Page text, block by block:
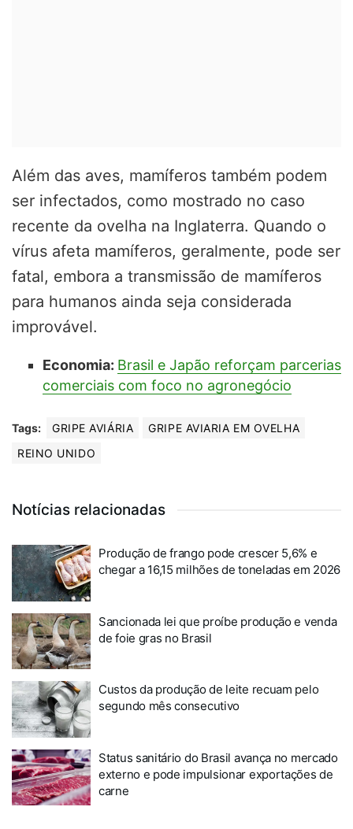
Além das aves, mamíferos também podem
ser infectados, como mostrado no caso
recente da ovelha na Inglaterra. Quando o
vírus afeta mamíferos, geralmente, pode ser
fatal, embora a transmissão de mamíferos
para humanos ainda seja considerada
improvável.
Economia: Brasil e Japão reforçam parcerias
comerciais com foco no agronegócio
Tags: GRIPE AVIÁRIA
GRIPE AVIARIA EM OVELHA
REINO UNIDO
Notícias relacionadas
Produção de frango pode crescer 5,6% e
chegar a 16,15 milhões de toneladas em 2026
Sancionada lei que proíbe produção e venda
de foie gras no Brasil
Custos da produção de leite recuam pelo
segundo mês consecutivo
Status sanitário do Brasil avança no mercado
externo e pode impulsionar exportações de
carne